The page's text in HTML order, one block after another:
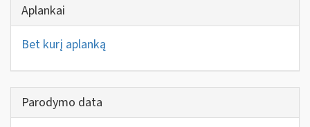
Aplankai
Bet kurį aplanką
Parodymo data